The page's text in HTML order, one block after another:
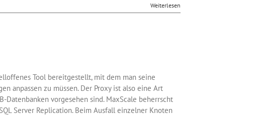
Weiterlesen
Tool bereitgestellt, mit dem man seine
anpassen zu müssen. Der Proxy ist also eine Art
vorgesehen sind. MaxScale beherrscht
Server Replication. Beim Ausfall einzelner Knoten